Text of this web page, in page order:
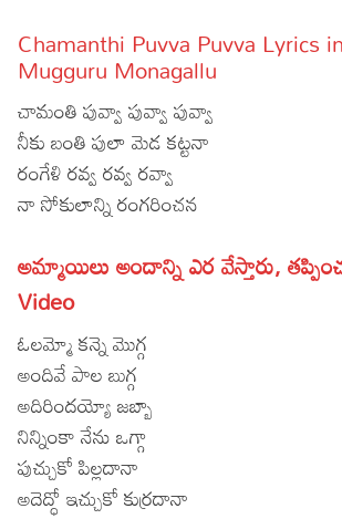
Articles
Facts
Devotional
Christianity
Hinduism
Hindi
Lyrics in Hindi – Devotional
Lyrics in Hindi – Movie Songs
Tamil
Lyrics in Tamil – Devotional Songs
Lyrics in Tamil – Movie Songs
Kannada
Lyrics in Kannada – Movie Songs
Chamanthi Puvva Puvva Lyrics
Mugguru Monagallu
చామంతి పువ్వా పువ్వా పువ్వా
నీకు బంతి పులా మెడ కట్టనా
రంగేళి రవ్వ రవ్వ రవ్వా
నా సోకులాన్ని రంగరించన
అమ్మాయిలు అందాన్ని ఎర వేస్తారు,
Video
ఓలమ్మో కన్నె మొగ్గ
అందివే పాల బుగ్గ
అదిరిందయ్యో జబ్బా
నిన్నింకా నేను ఒగ్గా
పుచ్చుకో పిల్లదానా
అదెద్ధో ఇచ్చుకో కుర్రదానా